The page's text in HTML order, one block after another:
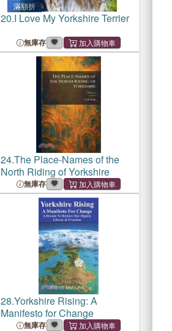
滿額折
20.I Love My Yorkshire Terrier
無庫存
24.The Place-Names of the
North Riding of Yorkshire
無庫存
28.Yorkshire Rising: A
Manifesto for Change
無庫存